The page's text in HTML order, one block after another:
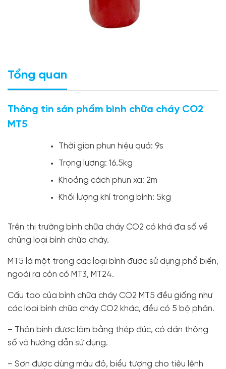
Tổng quan
Thông tin sản phẩm bình chữa cháy CO2
MT5
Thời gian phun hiệu quả: 9s
Trọng lượng: 16.5kg
Khoảng cách phun xa: 2m
Khối lượng khí trong bình: 5kg
Trên thị trường bình chữa cháy CO2 có khá đa số về
chủng loại bình chữa cháy.
MT5 là một trong các loại bình được sử dụng phổ biến,
ngoài ra còn có MT3, MT24.
Cấu tạo của bình chữa cháy CO2 MT5 đều giống như
các loại bình chữa cháy CO2 khác, đều có 5 bộ phận.
– Thân bình được làm bằng thép đúc, có dán thông
số và hướng dẫn sử dụng.
– Sơn được dùng màu đỏ, biểu tượng cho tiêu lệnh